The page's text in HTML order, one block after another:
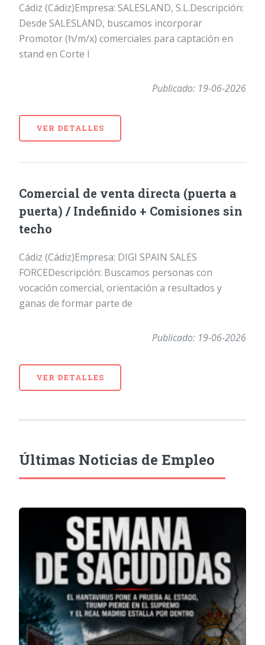
Cádiz (Cádiz)Empresa: SALESLAND, S.L.Descripción:
Desde SALESLAND, buscamos incorporar
Promotor (h/m/x) comerciales para captación en
stand en Corte I
Publicado: 19-06-2026
VER DETALLES
Comercial de venta directa (puerta a
puerta) / Indefinido + Comisiones sin
techo
Cádiz (Cádiz)Empresa: DIGI SPAIN SALES
FORCEDescripción: Buscamos personas con
vocación comercial, orientación a resultados y
ganas de formar parte de
Publicado: 19-06-2026
VER DETALLES
Últimas Noticias de Empleo